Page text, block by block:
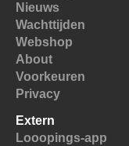
Nieuws
Wachttijden
Webshop
About
Voorkeuren
Privacy
Extern
Looopings-app